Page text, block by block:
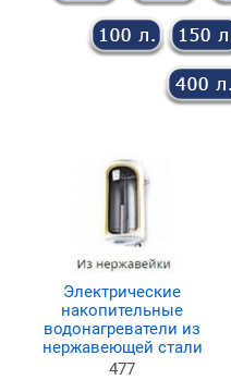
Электрические
накопительные
водонагреватели из
нержавеющей стали
477